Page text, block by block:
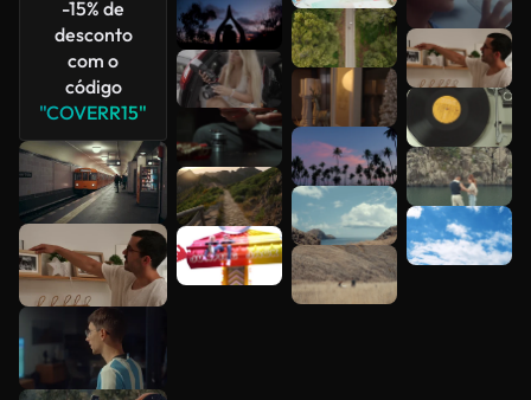
-15% de
desconto
com o
código
"COVERR15"